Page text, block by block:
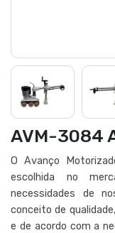
AVM-3084
O Avanço
escolhida no
necessidades de
conceito de
e de acordo com a